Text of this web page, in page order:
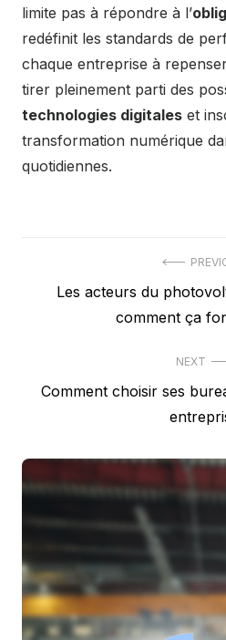
limite pas à répondre à l’
redéfinit les standards de
chaque entreprise à
tirer pleinement parti des
technologies digitales et
transformation numérique
quotidiennes.
Previous
Les acteurs du
comment ça
NEXT
Next
Comment choisir ses